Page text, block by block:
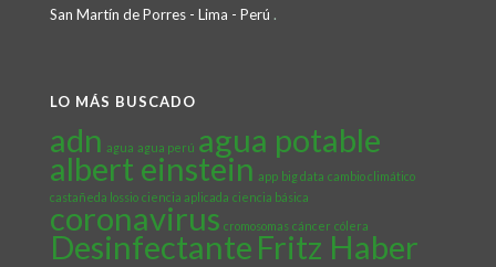
San Martín de Porres - Lima - Perú .
LO MÁS BUSCADO
adn agua agua perú agua potable
albert einstein app big data cambio climático
castañeda lossio ciencia aplicada ciencia básica
coronavirus cromosomas cáncer cólera
Desinfectante Fritz Haber